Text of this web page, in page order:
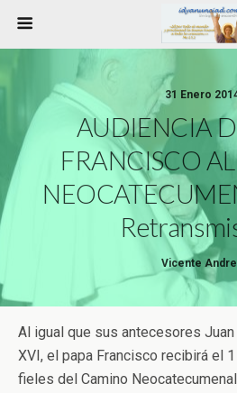
31 Enero
AUDIENCIA
FRANCISCO
Vicente
Al igual que sus antecesores
XVI, el papa Francisco recibirá el
fieles del Camino